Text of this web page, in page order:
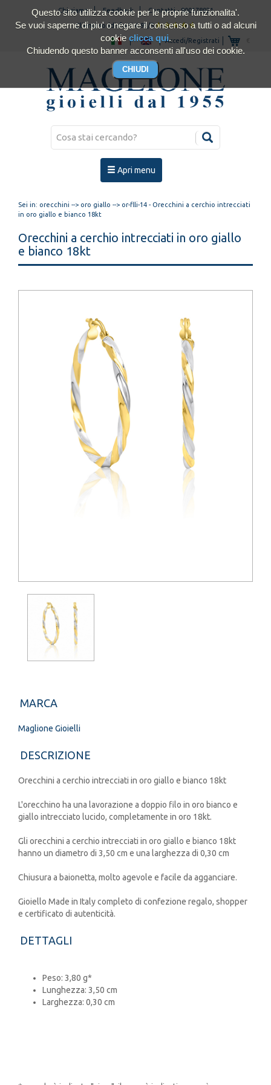
Chi siamo Feedback Contatti-800178921
Clienti soddisfatti 4.93/5
Accedi/Registrati
Apri menu
Sei in: orecchini --> oro giallo --> or-flli-14 - Orecchini a cerchio intrecciati
in oro giallo e bianco 18kt
Orecchini a cerchio intrecciati in oro giallo
e bianco 18kt
MARCA
Maglione Gioielli
DESCRIZIONE
Orecchini a cerchio intrecciati in oro giallo e bianco 18kt
L'orecchino ha una lavorazione a doppio filo in oro bianco e
giallo intrecciato lucido, completamente in oro 18kt.
Gli orecchini a cerchio intrecciati in oro giallo e bianco 18kt
hanno un diametro di 3,50 cm e una larghezza di 0,30 cm
Chiusura a baionetta, molto agevole e facile da agganciare.
Gioiello Made in Italy completo di confezione regalo, shopper
e certificato di autenticità.
DETTAGLI
Peso: 3,80 g*
Lunghezza: 3,50 cm
Larghezza: 0,30 cm
Questo sito utilizza cookie per le proprie funzionalita'.
Se vuoi saperne di piu' o negare il consenso a tutti o ad alcuni
cookie clicca qui.
Chiudendo questo banner acconsenti all'uso dei cookie.